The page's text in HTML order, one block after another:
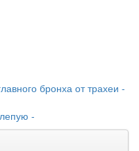
бронха от трахеи -
-